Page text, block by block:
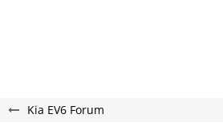
Kia EV6 Forum